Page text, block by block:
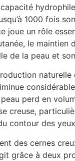
1000 fois
joue un rôle
le maintien
de la peau et
naturelle
perd en
creuse,
contour des
des cernes
grâce à deux